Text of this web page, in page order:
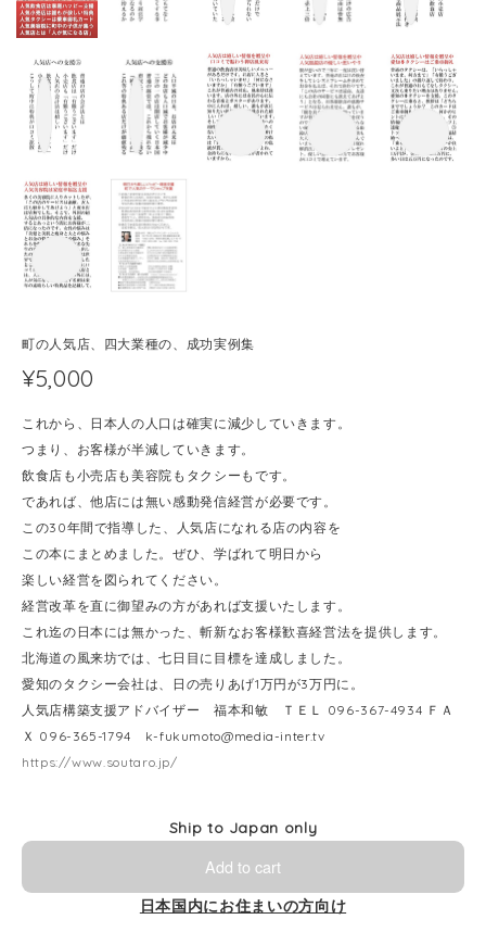
町の人気店、四大業種の、成功実例集
¥5,000
これから、日本人の人口は確実に減少していきます。
つまり、お客様が半減していきます。
飲食店も小売店も美容院もタクシーもです。
であれば、他店には無い感動発信経営が必要です。
この30年間で指導した、人気店になれる店の内容を
この本にまとめました。ぜひ、学ばれて明日から
楽しい経営を図られてください。
経営改革を直に御望みの方があれば支援いたします。
これ迄の日本には無かった、斬新なお客様歓喜経営法を提供します。
北海道の風来坊では、七日目に目標を達成しました。
愛知のタクシー会社は、日の売りあげ1万円が3万円に。
人気店構築支援アドバイザー 福本和敏 ＴＥＬ 096-367-4934 ＦＡ
Ｘ 096-365-1794 k-fukumoto@media-inter.tv
https://www.soutaro.jp/
Ship to Japan only
Add to cart
日本国内にお住まいの方向け